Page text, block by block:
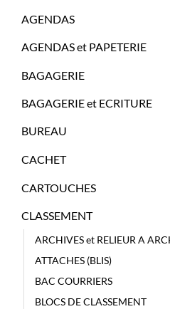
AGENDAS
AGENDAS et PAPETERIE
BAGAGERIE
BAGAGERIE et ECRITURE
BUREAU
CACHET
CARTOUCHES
CLASSEMENT
ARCHIVES et RELIEUR A
ATTACHES (BLIS)
BAC COURRIERS
BLOCS DE CLASSEMENT